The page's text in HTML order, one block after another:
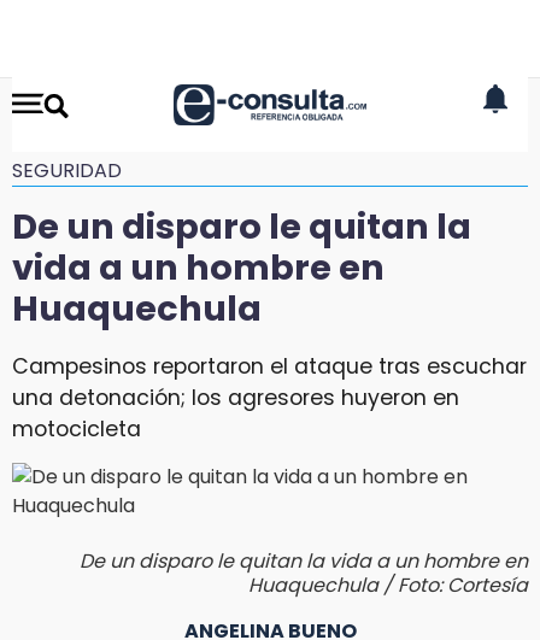
SEGURIDAD
De un disparo le quitan la
vida a un hombre en
Huaquechula
Campesinos reportaron el ataque tras escuchar
una detonación; los agresores huyeron en
motocicleta
De un disparo le quitan la vida a un hombre en
Huaquechula / Foto: Cortesía
ANGELINA BUENO